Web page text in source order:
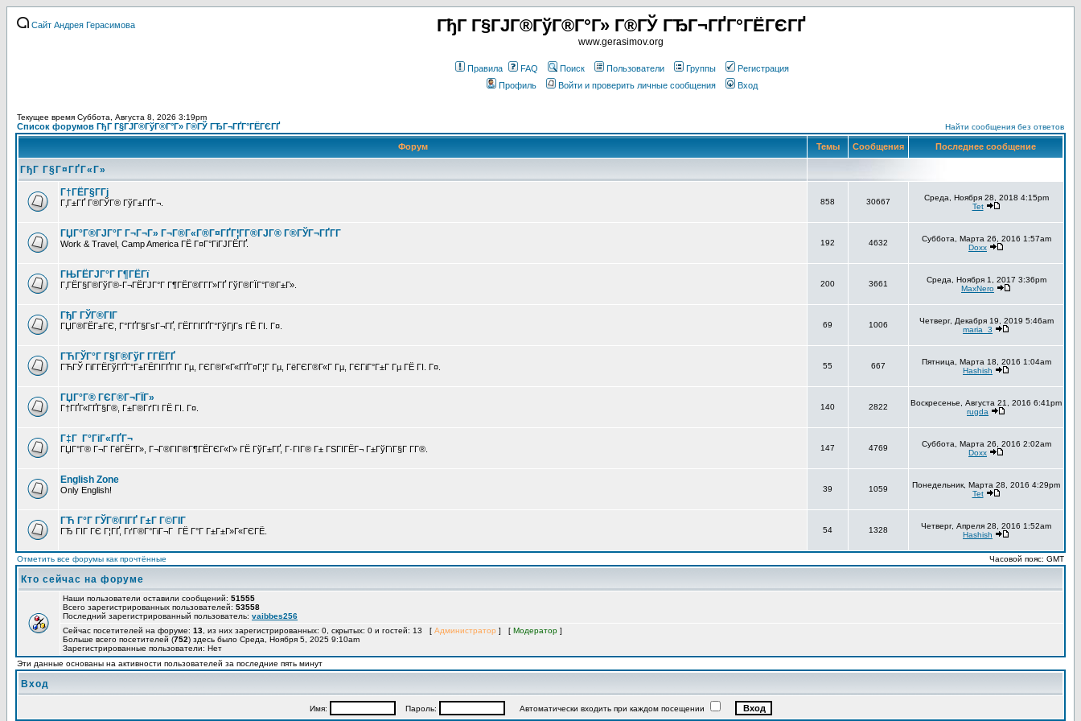
Сайт Андрея Герасимова ГђГ Г§ГЈГ®ГўГ®Г°Г» Г®ГЎ ГЂГ¬ГҐГ°ГЁГЄГҐ
www.gerasimov.org
Правила FAQ Поиск Пользователи Группы
Регистрация
Профиль
Войти и проверить личные сообщения Вход
Текущее время Суббота, Августа 8, 2026 3:19pm
Список форумов ГђГ Г§ГЈГ®ГўГ®Г°Г» Г®ГЎ ГЂГ¬ГҐГ°ГЁГЄГҐ Найти сообщения без ответов
Форум Темы Сообщения Последнее сообщение
ГђГ Г§Г¤ГҐГ«Г»
Г†ГЁГ§Г­Гј
Г‚Г±ГҐ Г®ГЎГ® ГўГ±ГҐГ¬. 858 30667
Среда, Ноября 28, 2018 4:15pm
Tet
ГЏГ°Г®ГЈГ°Г Г¬Г¬Г» Г¬Г®Г«Г®Г¤ГҐГ¦Г­Г®ГЈГ® Г®ГЎГ¬ГҐГ­Г
Work & Travel, Camp America ГЁ Г¤Г°ГіГЈГЁГҐ. 192 4632
Суббота, Марта 26, 2016 1:57am
Doxx
ГЊГЁГЈГ°Г Г¶ГЁГї
Г‚ГЁГ§Г®ГўГ®-Г¬ГЁГЈГ°Г Г¶ГЁГ®Г­Г­Г»ГҐ ГўГ®ГЇГ°Г®Г±Г». 200 3661
Среда, Ноября 1, 2017 3:36pm
MaxNero
ГђГ ГЎГ®ГІГ
ГЏГ®ГЁГ±ГЄ, Г°ГҐГ§ГѕГ¬ГҐ, ГЁГ­ГІГҐГ°ГўГјГѕ ГЁ ГІ. Г¤. 69 1006
Четверг, Декабря 19, 2019 5:46am
maria_3
ГЋГЎГ°Г Г§Г®ГўГ Г­ГЁГҐ
ГЋГЎ ГіГ­ГЁГўГҐГ°Г±ГЁГІГҐГІГ Гµ, ГЄГ®Г«Г«ГҐГ¤Г¦Г Гµ, ГёГЄГ®Г«Г Гµ, ГЄГіГ°Г±Г Гµ ГЁ ГІ. Г¤. 55 667
Пятница, Марта 18, 2016 1:04am
Hashish
ГЏГ°Г® ГЄГ®Г¬ГЇГ»
Г†ГҐГ«ГҐГ§Г®, Г±Г®ГґГІ ГЁ ГІ. Г¤. 140 2822
Воскресенье, Августа 21, 2016 6:41pm
rugda
Г‡Г Г°ГіГ«ГҐГ¬
ГЏГ°Г® Г¬Г ГёГЁГ­Г», Г¬Г®ГІГ®Г¶ГЁГЄГ«Г» ГЁ ГўГ±ГҐ, Г·ГІГ® Г± ГЅГІГЁГ¬ Г±ГўГїГ§Г Г­Г®. 147 4769
Суббота, Марта 26, 2016 2:02am
Doxx
English Zone
Only English! 39 1059
Понедельник, Марта 28, 2016 4:29pm
Tet
ГЋ Г°Г ГЎГ®ГІГҐ Г±Г Г©ГІГ
ГЂ ГІГ ГЄ Г¦ГҐ, ГґГ®Г°ГіГ¬Г ГЁ Г°Г Г±Г±Г»Г«ГЄГЁ. 54 1328
Четверг, Апреля 28, 2016 1:52am
Hashish
Отметить все форумы как прочтённые Часовой пояс: GMT
Кто сейчас на форуме
Наши пользователи оставили сообщений: 51555
Всего зарегистрированных пользователей: 53558
Последний зарегистрированный пользователь: vaibbes256
Сейчас посетителей на форуме: 13 , из них зарегистрированных: 0, скрытых: 0 и гостей: 13 [ Администратор ] [ Модератор ]
Больше всего посетителей (752) здесь было Среда, Ноября 5, 2025 9:10am
Зарегистрированные пользователи: Нет
Эти данные основаны на активности пользователей за последние пять минут
Вход
Имя: Пароль: Автоматически входить при каждом посещении